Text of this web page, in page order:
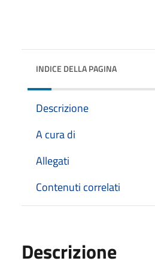
INDICE DELLA PAGINA
Descrizione
A cura di
Allegati
Contenuti correlati
Descrizione